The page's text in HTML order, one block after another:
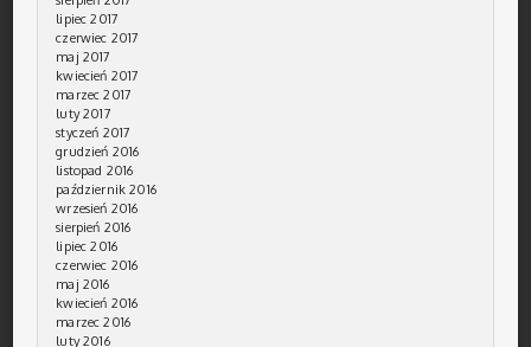
lipiec 2017
czerwiec 2017
maj 2017
kwiecień 2017
marzec 2017
luty 2017
styczeń 2017
grudzień 2016
listopad 2016
październik 2016
wrzesień 2016
sierpień 2016
lipiec 2016
czerwiec 2016
maj 2016
kwiecień 2016
marzec 2016
luty 2016